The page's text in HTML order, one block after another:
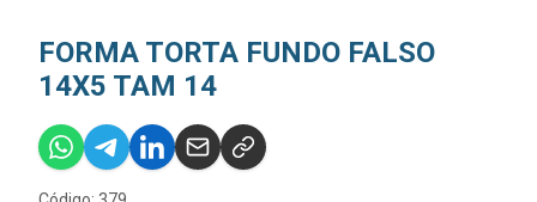
FORMA TORTA FUNDO FALSO
14X5 TAM 14